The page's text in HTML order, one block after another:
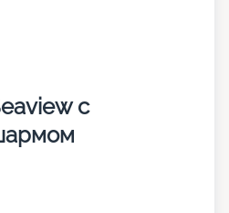
с
это второе судно класса